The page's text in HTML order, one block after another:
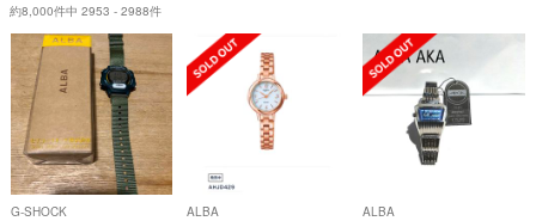
約8,000件中 2953 - 2988件
G-SHOCK ALBA ALBA